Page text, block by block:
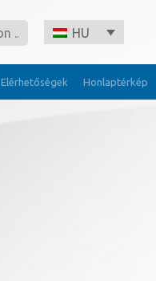
HU
Elérhetőségek Honlaptérkép